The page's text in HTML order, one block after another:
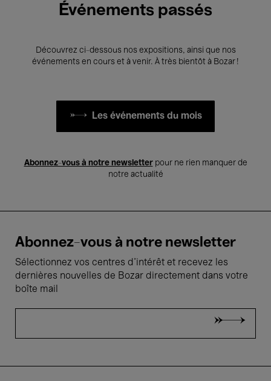
Événements passés
Découvrez ci-dessous nos expositions, ainsi que nos
événements en cours et à venir. À très bientôt à Bozar !
Les événements du mois
Abonnez-vous à notre newsletterpour ne rien manquer de
notre actualité
Abonnez-vous à notre newsletter
Sélectionnez vos centres d'intérêt et recevez les
dernières nouvelles de Bozar directement dans votre
boîte mail